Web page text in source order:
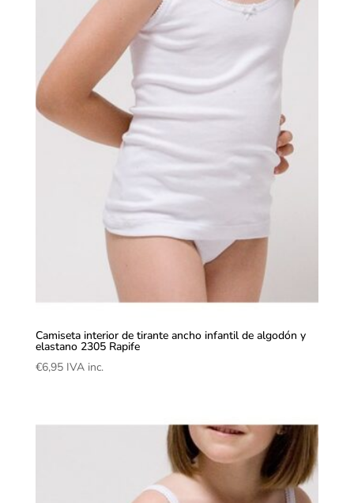
Camiseta interior de tirante ancho infantil de algodón y
elastano 2305 Rapife
€6,95 IVA inc.